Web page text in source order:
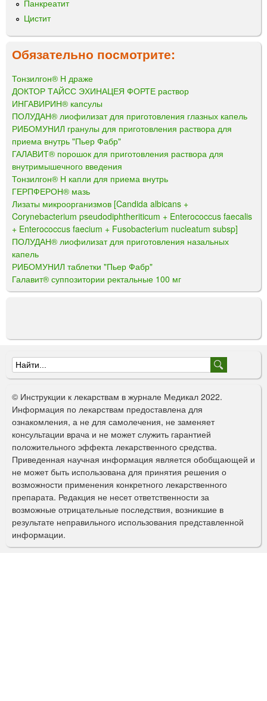
Панкреатит
Цистит
Обязательно посмотрите:
Тонзилгон® Н драже
ДОКТОР ТАЙСС ЭХИНАЦЕЯ ФОРТЕ раствор
ИНГАВИРИН® капсулы
ПОЛУДАН® лиофилизат для приготовления глазных капель
РИБОМУНИЛ гранулы для приготовления раствора для
приема внутрь "Пьер Фабр"
ГАЛАВИТ® порошок для приготовления раствора для
внутримышечного введения
Тонзилгон® Н капли для приема внутрь
ГЕРПФЕРОН® мазь
Лизаты микроорганизмов [Candida albicans +
Corynebacterium pseudodiphtheriticum + Enterococcus faecalis
+ Enterococcus faecium + Fusobacterium nucleatum subsp]
ПОЛУДАН® лиофилизат для приготовления назальных
капель
РИБОМУНИЛ таблетки "Пьер Фабр"
Галавит® суппозитории ректальные 100 мг
Ф
о
р
м
а
п
о
и
с
к
© Инструкции к лекарствам в журнале Медикал 2022.
Информация по лекарствам предоставлена для
ознакомления, а не для самолечения, не заменяет
консультации врача и не может служить гарантией
положительного эффекта лекарственного средства.
Приведенная научная информация является обобщающей и
не может быть использована для принятия решения о
возможности применения конкретного лекарственного
препарата. Редакция не несет ответственности за
возможные отрицательные последствия, возникшие в
результате неправильного использования представленной
информации.